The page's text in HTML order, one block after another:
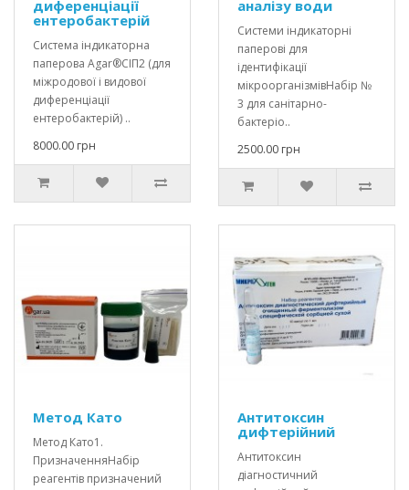
диференціації
ентеробактерій
Система індикаторна
паперова Agar®СІП2 (для
міжродової і видової
диференціації
ентеробактерій) ..
8000.00 грн
аналізу води
Системи індикаторні
паперові для
ідентифікації
мікроорганізмівНабір №
3 для санітарно-
бактеріо..
2500.00 грн
Метод Като
Метод Като1.
ПризначенняНабір
реагентів призначений
Антитоксин
дифтерійний
Антитоксин
діагностичний